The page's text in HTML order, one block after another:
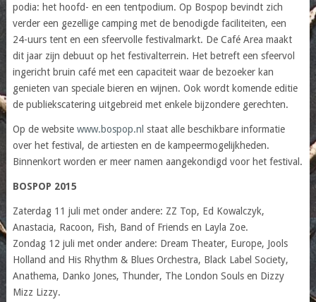
podia: het hoofd- en een tentpodium. Op Bospop bevindt zich
verder een gezellige camping met de benodigde faciliteiten, een
24-uurs tent en een sfeervolle festivalmarkt. De Café Area maakt
dit jaar zijn debuut op het festivalterrein. Het betreft een sfeervol
ingericht bruin café met een capaciteit waar de bezoeker kan
genieten van speciale bieren en wijnen. Ook wordt komende editie
de publiekscatering uitgebreid met enkele bijzondere gerechten.
Op de website www.bospop.nl staat alle beschikbare informatie
over het festival, de artiesten en de kampeermogelijkheden.
Binnenkort worden er meer namen aangekondigd voor het festival.
BOSPOP 2015
Zaterdag 11 juli met onder andere: ZZ Top, Ed Kowalczyk,
Anastacia, Racoon, Fish, Band of Friends en Layla Zoe.
Zondag 12 juli met onder andere: Dream Theater, Europe, Jools
Holland and His Rhythm & Blues Orchestra, Black Label Society,
Anathema, Danko Jones, Thunder, The London Souls en Dizzy
Mizz Lizzy.